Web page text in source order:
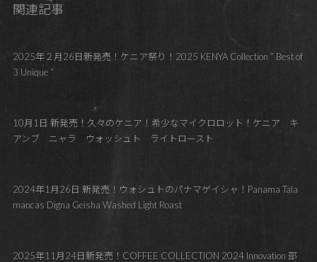
関連記事
2025年２月26日新発売！ケニア祭り！2025 KENYA Collection ” Best of
3 Unique “
10月1日 新発売！久々のケニア！希少なマイクロロット！ケニア キ
アンブ ニャラ ウォッシュト ライトロースト
2024年1月26日 新発売！ウォシュトのパナマゲイシャ！Panama Tala
mancas Digna Geisha Washed Light Roast
2025年11月24日新発売！COFFEE COLLECTION 2024 Innovation 部